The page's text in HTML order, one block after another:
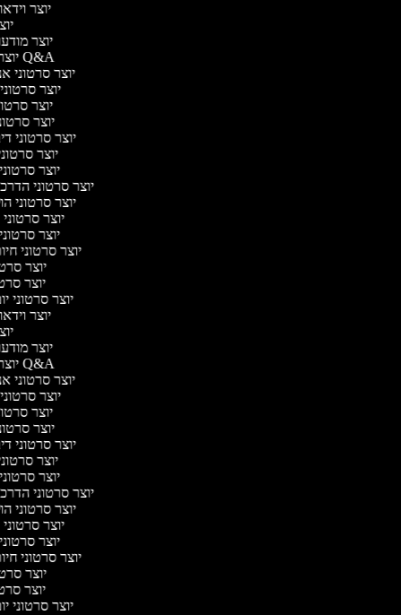
יוצר
יוצר
יוצר סרטוני Q&A
יוצר סרטוני
יוצר
יוצר
יוצר
יוצר סרטוני
יוצר
יוצר
יוצר סרטוני
יוצר סרטוני
יוצר
יוצר
יוצר סרטוני
יוצר
יוצר
יוצר סרטוני
יוצר
יוצר
יוצר סרטוני Q&A
יוצר סרטוני
יוצר
יוצר
יוצר
יוצר סרטוני
יוצר
יוצר
יוצר סרטוני
יוצר סרטוני
יוצר
יוצר
יוצר סרטוני
יוצר
יוצר
יוצר סרטוני